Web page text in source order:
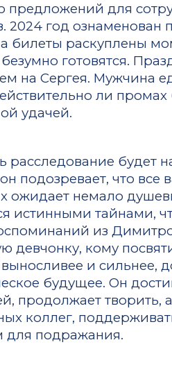
предложений для
2024 год
а билеты раскуплены
готовятся.
на Сергея. Мужчина
ли
удачей.
расследование будет
подозревает, что
ожидает немало
истинными тайнами,
из
девчонку, кому
и сильнее,
будущее. Он
продолжает творить,
коллег,
подражания.